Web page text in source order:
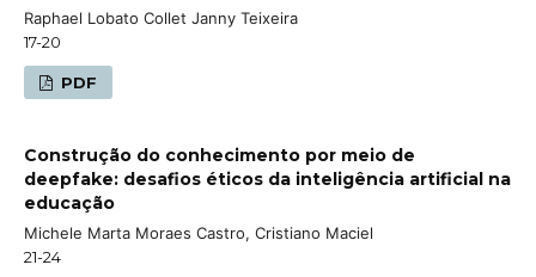
Raphael Lobato Collet Janny Teixeira
17-20
PDF
Construção do conhecimento por meio de
deepfake: desafios éticos da inteligência artificial na
educação
Michele Marta Moraes Castro, Cristiano Maciel
21-24